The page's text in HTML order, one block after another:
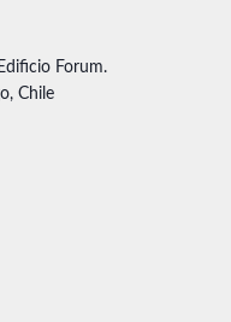
Forum.
Chile